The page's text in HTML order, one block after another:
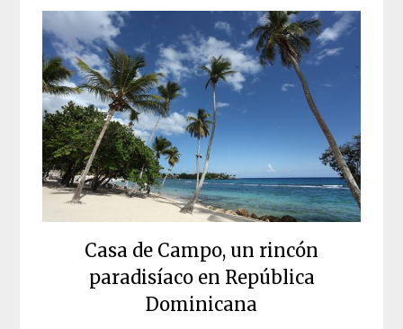
Casa de Campo, un rincón
paradisíaco en República
Dominicana